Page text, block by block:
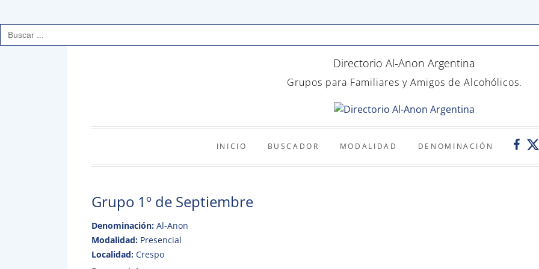
Buscar:
Directorio Al-Anon Argentina
Grupos para Familiares y Amigos de Alcohólicos.
INICIO BUSCADOR MODALIDAD DENOMINACIÓN
Grupo 1º de Septiembre
Denominación: Al-Anon
Modalidad: Presencial
Localidad: Crespo